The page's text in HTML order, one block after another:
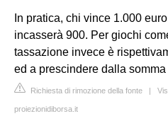
In pratica, chi vince 1.000
incasserà 900. Per giochi
tassazione invece è
ed a prescindere dalla somma
Richiesta di rimozione della fonte |
proiezionidiborsa.it